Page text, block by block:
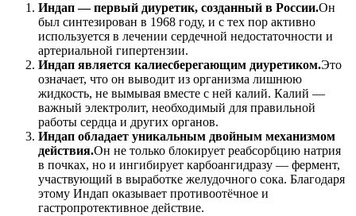
Индап — первый диуретик, созданный в России.Он
был синтезирован в 1968 году, и с тех пор активно
используется в лечении сердечной недостаточности и
артериальной гипертензии.
Индап является калиесберегающим диуретиком.Это
означает, что он выводит из организма лишнюю
жидкость, не вымывая вместе с ней калий. Калий —
важный электролит, необходимый для правильной
работы сердца и других органов.
Индап обладает уникальным двойным механизмом
действия.Он не только блокирует реабсорбцию натрия
в почках, но и ингибирует карбоангидразу — фермент,
участвующий в выработке желудочного сока. Благодаря
этому Индап оказывает противоотёчное и
гастропротективное действие.